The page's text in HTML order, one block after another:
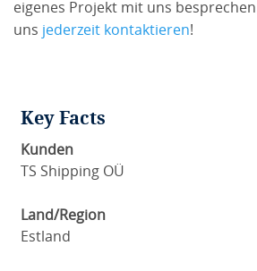
eigenes Projekt mit uns
uns jederzeit kontaktieren!
Key Facts
Kunden
TS Shipping OÜ
Land/Region
Estland